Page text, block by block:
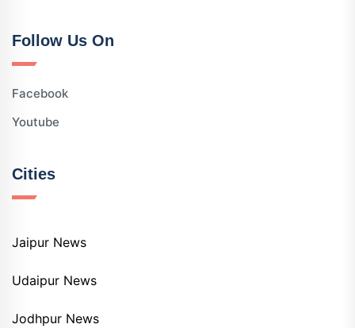
Follow Us On
Facebook
Youtube
Cities
Jaipur News
Udaipur News
Jodhpur News